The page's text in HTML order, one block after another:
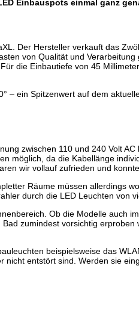
Einbauspots einmal ganz
Der Hersteller verkauft das
von Qualität und
die Einbautiefe von 45
– ein Spitzenwert auf dem
zwischen 110 und 240 Volt
möglich, da die Kabellänge
wir vollauf zufrieden und
Räume müssen allerdings
durch die LED Leuchten von
Ob die Modelle auch
zumindest vorsichtig
beispielsweise das
entstört sind. Werden sie